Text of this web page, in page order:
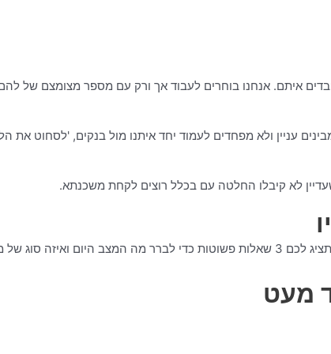
איתם. אנחנו בוחרים לעבוד אך ורק עם מספר מצומצם של
עניין ולא מפחדים לעמוד יחד איתנו מול בנקים, 'לסחוט את
לא קיבלו החלטה עם בכלל רוצים לקחת משכנתא.
לאחר שיחה שתשאירו את הפרטים שלכם בטופס כאן למטה סיגל מהצוות שלי תיצור איתכם קשר. היא תציג לכם 3
מעט